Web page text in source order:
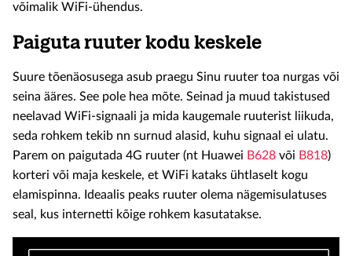
võimalik WiFi-ühendus.
Paiguta ruuter kodu keskele
Suure tõenäosusega asub praegu Sinu ruuter toa nurgas või
seina ääres. See pole hea mõte. Seinad ja muud takistused
neelavad WiFi-signaali ja mida kaugemale ruuterist liikuda,
seda rohkem tekib nn surnud alasid, kuhu signaal ei ulatu.
Parem on paigutada 4G ruuter (nt Huawei B628 või B818)
korteri või maja keskele, et WiFi kataks ühtlaselt kogu
elamispinna. Ideaalis peaks ruuter olema nägemisulatuses
seal, kus internetti kõige rohkem kasutatakse.